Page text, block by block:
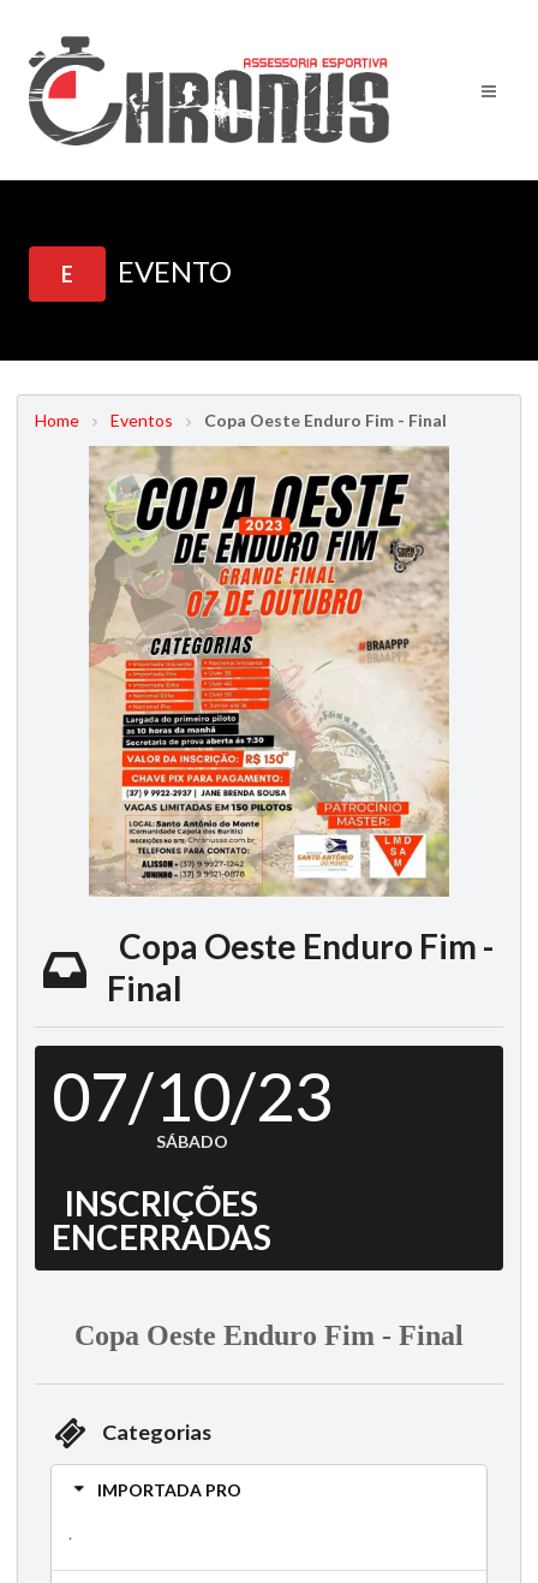
E EVENTO
Home Eventos Copa Oeste Enduro Fim - Final
Copa Oeste Enduro Fim -
Final
07/10/23
SÁBADO
INSCRIÇÕES
ENCERRADAS
Copa Oeste Enduro Fim - Final
Categorias
IMPORTADA PRO
.